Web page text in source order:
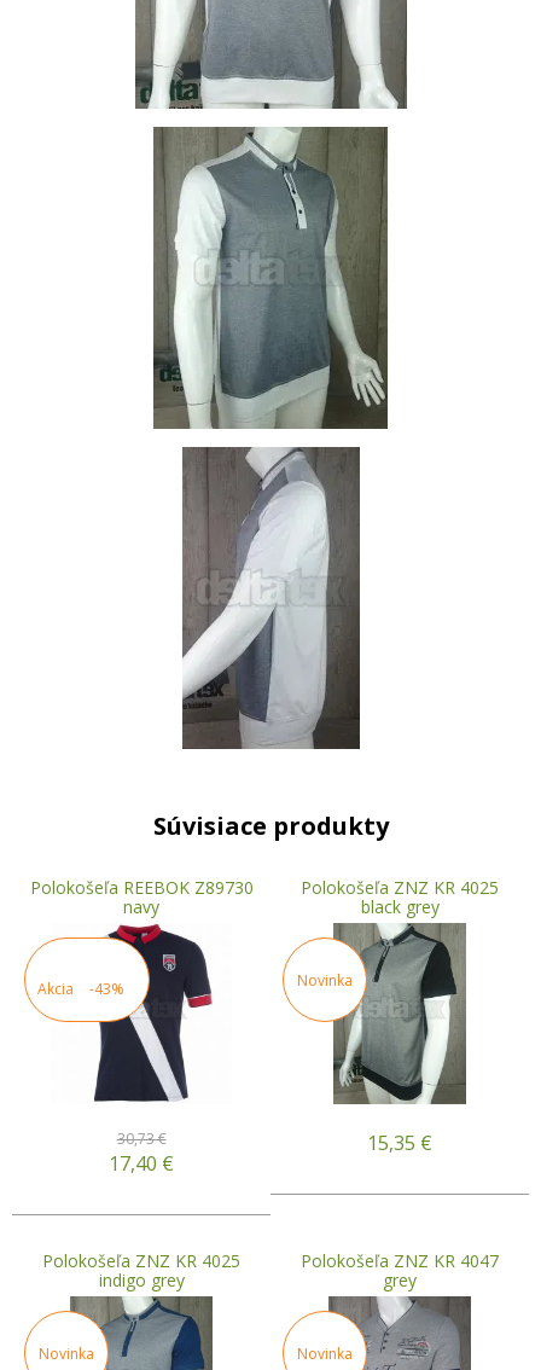
Súvisiace produkty
Polokošeľa REEBOK Z89730
navy
Akcia -43%
30,73 €
17,40 €
Polokošeľa ZNZ KR 4025
black grey
Novinka
15,35 €
Polokošeľa ZNZ KR 4025
indigo grey
Novinka
Polokošeľa ZNZ KR 4047
grey
Novinka